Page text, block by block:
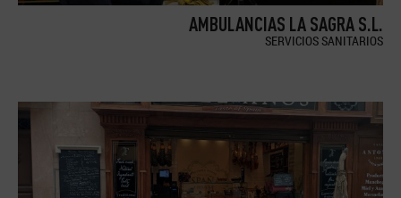
AMBULANCIAS LA SAGRA S.L.
SERVICIOS SANITARIOS